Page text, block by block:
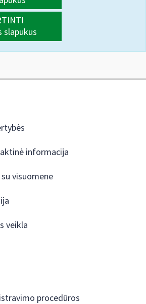
slapukus
informacija
visuomene
veikla
procedūros